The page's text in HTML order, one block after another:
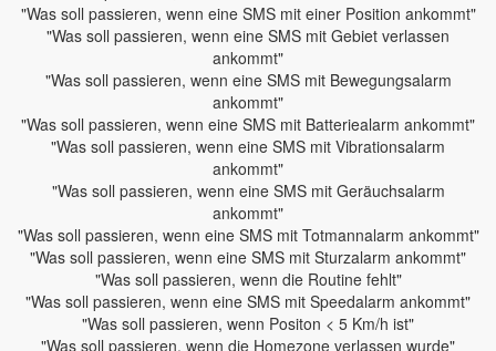
"Was soll passieren, wenn eine SMS mit einer Position ankommt"
"Was soll passieren, wenn eine SMS mit Gebiet verlassen
ankommt"
"Was soll passieren, wenn eine SMS mit Bewegungsalarm
ankommt"
"Was soll passieren, wenn eine SMS mit Batteriealarm ankommt"
"Was soll passieren, wenn eine SMS mit Vibrationsalarm
ankommt"
"Was soll passieren, wenn eine SMS mit Geräuchsalarm
ankommt"
"Was soll passieren, wenn eine SMS mit Totmannalarm ankommt"
"Was soll passieren, wenn eine SMS mit Sturzalarm ankommt"
"Was soll passieren, wenn die Routine fehlt"
"Was soll passieren, wenn eine SMS mit Speedalarm ankommt"
"Was soll passieren, wenn Positon < 5 Km/h ist"
"Was soll passieren, wenn die Homezone verlassen wurde"